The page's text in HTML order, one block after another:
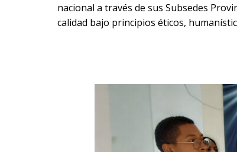
nacional a través de sus Subsedes
calidad bajo principios éticos,